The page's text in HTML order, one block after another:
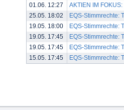
01.06. 12:27
AKTIEN IM
25.05. 18:02
EQS-Stimmrechte:
19.05. 18:00
EQS-Stimmrechte:
19.05. 17:45
EQS-Stimmrechte:
19.05. 17:45
EQS-Stimmrechte:
15.05. 17:45
EQS-Stimmrechte: